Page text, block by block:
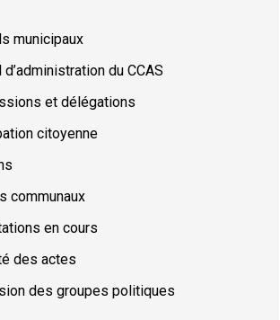
municipaux
du CCAS
et délégations
citoyenne
communaux
en cours
des actes
des groupes politiques